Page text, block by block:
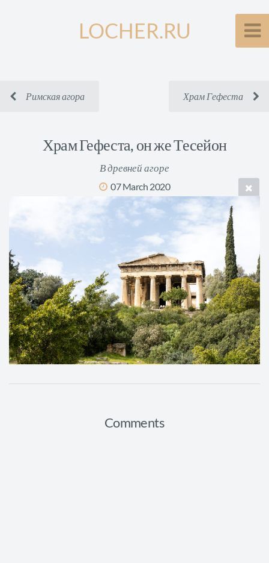
LOCHER.RU
Римская агора Храм Гефеста
Храм Гефеста, он же Тесейон
В древней агоре
07 March 2020